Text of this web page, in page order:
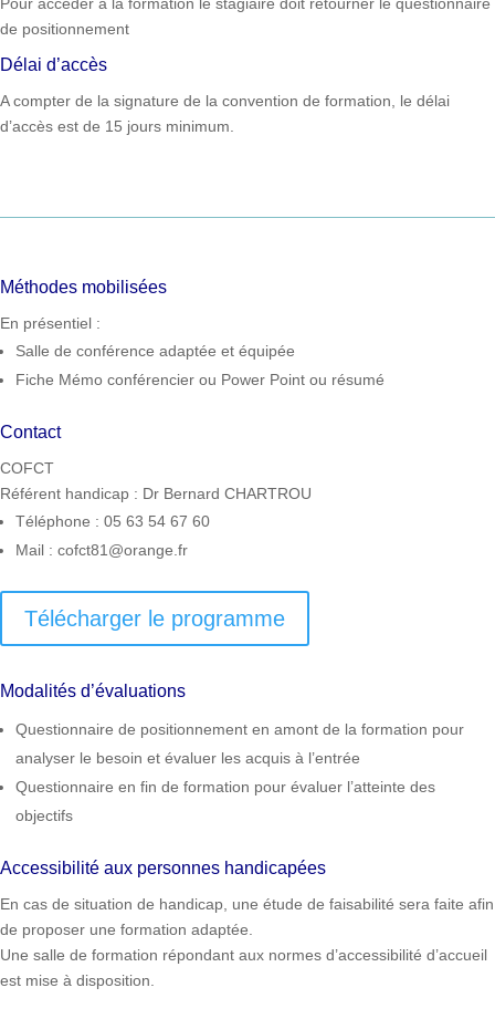
de positionnement
Délai d’accès
A compter de la signature de la convention de formation, le délai
d’accès est de 15 jours minimum.
Méthodes mobilisées
En présentiel :
Salle de conférence adaptée et équipée
Fiche Mémo conférencier ou Power Point ou résumé
Contact
COFCT
Référent handicap : Dr Bernard CHARTROU
Téléphone : 05 63 54 67 60
Mail : cofct81@orange.fr
Télécharger le programme
Modalités d’évaluations
Questionnaire de positionnement en amont de la formation pour
analyser le besoin et évaluer les acquis à l’entrée
Questionnaire en fin de formation pour évaluer l’atteinte des
objectifs
Accessibilité aux personnes handicapées
En cas de situation de handicap, une étude de faisabilité sera faite afin
de proposer une formation adaptée.
Une salle de formation répondant aux normes d’accessibilité d’accueil
est mise à disposition.